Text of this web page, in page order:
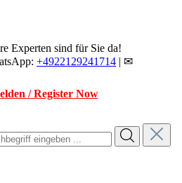
Experten sind für Sie da!
+4922129241714 | ✉
/ Register Now